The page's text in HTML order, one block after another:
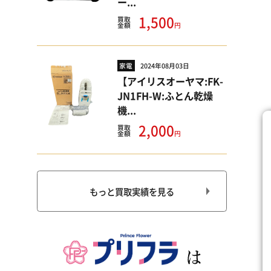
買取
金額 1,500円
家電 2024年08月03日
【アイリスオーヤマ:FK-
JN1FH-W:ふとん乾燥
機...
買取
金額 2,000円
もっと買取実績を見る